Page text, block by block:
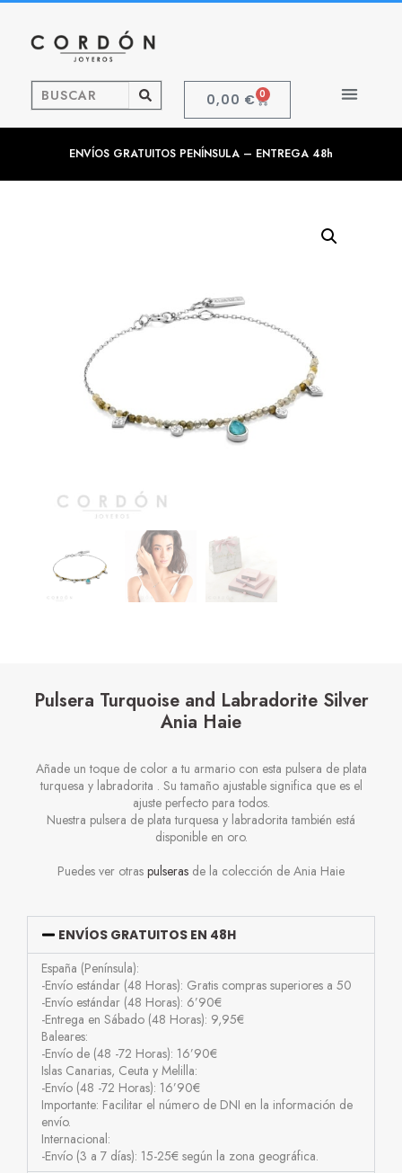
0,00 € 0
ENVÍOS GRATUITOS PENÍNSULA – ENTREGA 48h
Pulsera Turquoise and Labradorite Silver
Ania Haie
Añade un toque de color a tu armario con esta pulsera de plata
turquesa y labradorita . Su tamaño ajustable significa que es el
ajuste perfecto para todos.
Nuestra pulsera de plata turquesa y labradorita también está
disponible en oro.
Puedes ver otras pulseras de la colección de Ania Haie
ENVÍOS GRATUITOS EN 48H
España (Península):
-Envío estándar (48 Horas): Gratis compras superiores a 50
-Envío estándar (48 Horas): 6’90€
-Entrega en Sábado (48 Horas): 9,95€
Baleares:
-Envío de (48 -72 Horas): 16’90€
Islas Canarias, Ceuta y Melilla:
-Envío (48 -72 Horas): 16’90€
Importante: Facilitar el número de DNI en la información de
envío.
Internacional:
-Envío (3 a 7 días): 15-25€ según la zona geográfica.